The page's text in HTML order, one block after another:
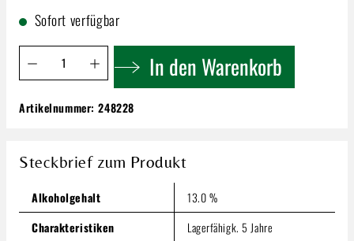
Sofort verfügbar
Produkt Anzahl: Gib den gewünschten Wert ein oder
In den Warenkorb
Simonnet-Febvre Chablis A.C.!
Inhalt:0.75 Liter(34,65 € / 1 Liter)
Produkt Anzahl: Gib den gewünschten Wert ein oder
In den Warenkorb
Artikelnummer:248228
Steckbrief zum Produkt
Alkoholgehalt
13.0 %
Charakteristiken
Lagerfähigk. 5 Jahre